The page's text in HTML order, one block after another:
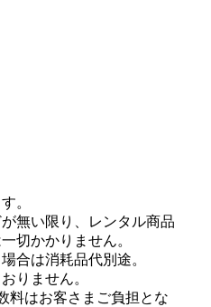
。
無い限り、レンタル商品
切かかりません。
合は消耗品代別途。
りません。
料はお客さまご負担とな